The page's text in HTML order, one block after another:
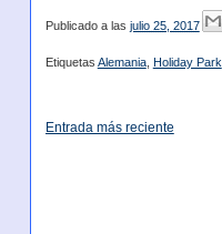
Publicado a las julio 25, 2017
Etiquetas Alemania, Holiday Park
Entrada más reciente